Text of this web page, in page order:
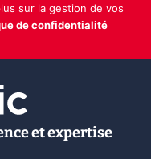
sur la gestion de vos
de confidentialité
et expertise